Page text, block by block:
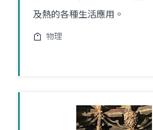
及熱的各種生活應用。
物理